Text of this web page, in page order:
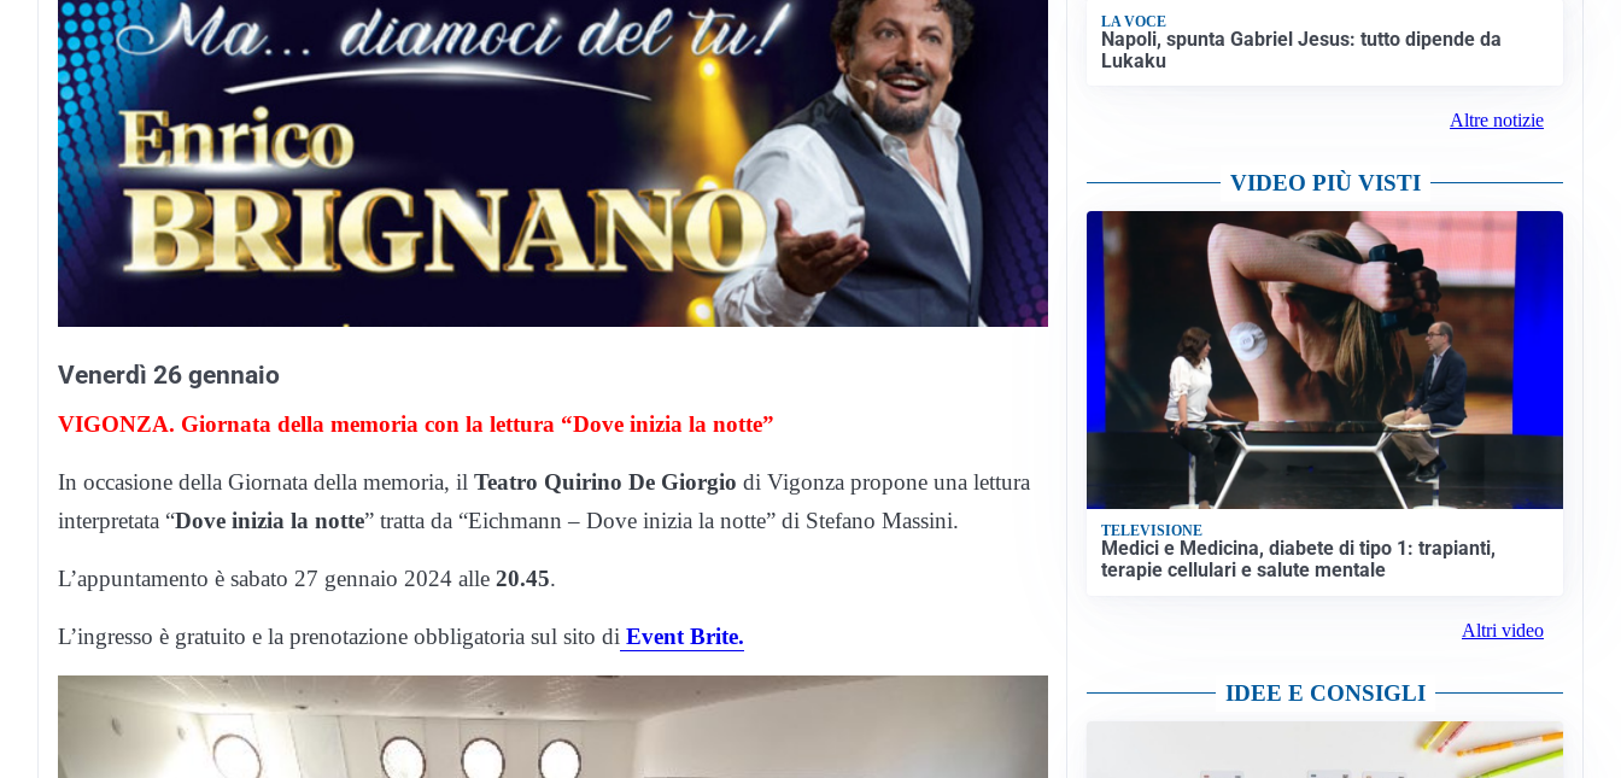
Venerdì 26 gennaio
VIGONZA. Giornata della memoria con la lettura “Dove inizia la notte”
In occasione della Giornata della memoria, il Teatro Quirino De Giorgio di Vigonza propone una lettura
interpretata “Dove inizia la notte” tratta da “Eichmann – Dove inizia la notte” di Stefano Massini.
L’appuntamento è sabato 27 gennaio 2024 alle 20.45.
L’ingresso è gratuito e la prenotazione obbligatoria sul sito di Event Brite.
LA VOCE
Napoli, spunta Gabriel Jesus: tutto dipende da
Lukaku
Altre notizie
VIDEO PIÙ VISTI
TELEVISIONE
Medici e Medicina, diabete di tipo 1: trapianti,
terapie cellulari e salute mentale
Altri video
IDEE E CONSIGLI